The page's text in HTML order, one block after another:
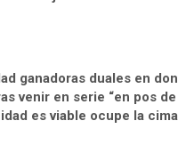
ganadoras duales en
venir en serie “en pos
es viable ocupe la